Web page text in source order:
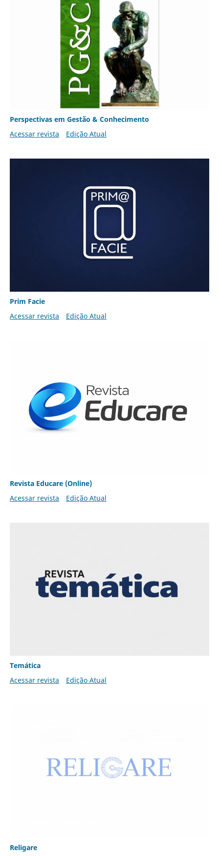
Perspectivas em Gestão & Conhecimento
Acessar revista
Edição Atual
Prim Facie
Acessar revista
Edição Atual
Revista Educare (Online)
Acessar revista
Edição Atual
Temática
Acessar revista
Edição Atual
Religare